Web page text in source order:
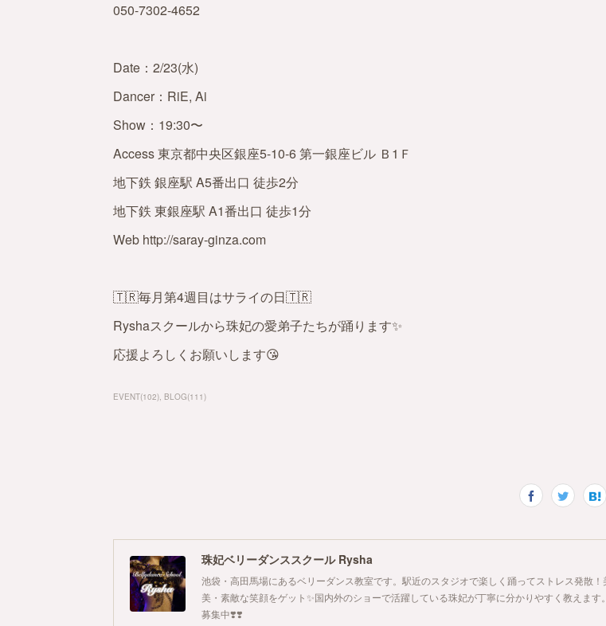
050-7302-4652
Date：2/23(水)
Dancer：RiE, Ai
Show：19:30〜
Access 東京都中央区銀座5-10-6 第一銀座ビル Ｂ1Ｆ
地下鉄 銀座駅 A5番出口 徒歩2分
地下鉄 東銀座駅 A1番出口 徒歩1分
Web http://saray-ginza.com
🇹🇷毎月第4週目はサライの日🇹🇷
Ryshaスクールから珠妃の愛弟子たちが踊ります✨
応援よろしくお願いします😘
EVENT(102) BLOG(111)
珠妃ベリーダンススクール Rysha
池袋・高田馬場にあるベリーダンス教室です。駅近のスタジオで楽しく踊ってストレス発散！
美・素敵な笑顔をゲット✨国内外のショーで活躍している珠妃が丁寧に分かりやすく教えます
募集中❣️❣️